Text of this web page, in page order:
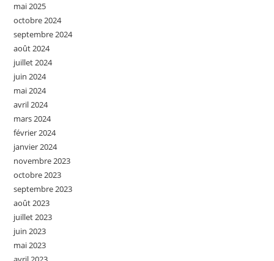
mai 2025
octobre 2024
septembre 2024
août 2024
juillet 2024
juin 2024
mai 2024
avril 2024
mars 2024
février 2024
janvier 2024
novembre 2023
octobre 2023
septembre 2023
août 2023
juillet 2023
juin 2023
mai 2023